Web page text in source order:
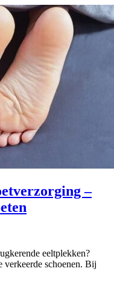
–
eeltplekken?
verkeerde schoenen. Bij